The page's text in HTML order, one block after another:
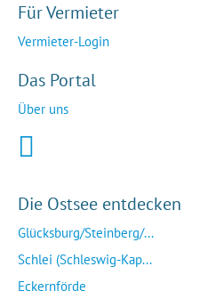
Für Vermieter
Vermieter-Login
Das Portal
Über uns
Die Ostsee entdecken
Glücksburg/Steinberg/...
Schlei (Schleswig-Kap...
Eckernförde